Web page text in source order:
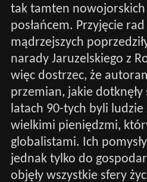
tak tamten
posłańcem. Przyjęcie
mądrzejszych
narady Jaruzelskiego z
więc dostrzec, że
przemian, jakie dotknęły
latach 90-tych byli ludzie
wielkimi pieniędzmi,
globalistami. Ich
jednak tylko do
objęły wszystkie sfery